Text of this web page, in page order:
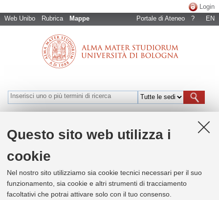
Questo sito web utilizza i
cookie
Nel nostro sito utilizziamo sia cookie tecnici necessari per il suo
funzionamento, sia cookie e altri strumenti di tracciamento
facoltativi che potrai attivare solo con il tuo consenso.
Web Unibo Rubrica Mappe
Login
Portale di Ateneo
? EN
Bologna Ravenna Rimini
Naviga per luoghi
+
−